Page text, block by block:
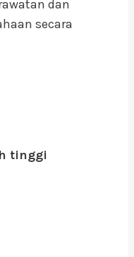
dan
secara
tinggi